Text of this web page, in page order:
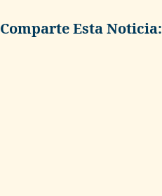
Comparte Esta Noticia: